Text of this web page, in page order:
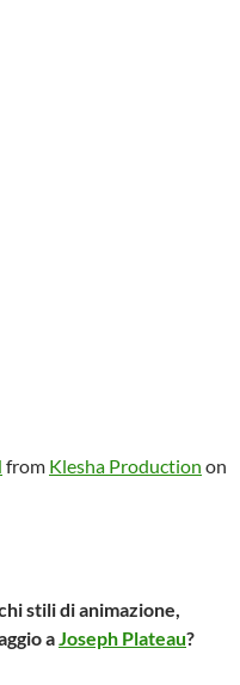
from Klesha Production on
stili di animazione,
aJoseph Plateau?